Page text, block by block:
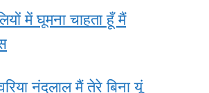
में घूमना चाहता हूँ मैं
नंदलाल मैं तेरे बिना यूं